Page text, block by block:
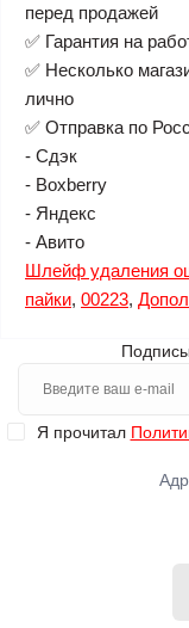
перед продажей
✅ Гарантия на
✅ Несколько
лично
✅ Отправка по
- Сдэк
- Boxberry
- Яндекс
- Авито
Шлейф удаления
пайки, 00223,
Я прочитал